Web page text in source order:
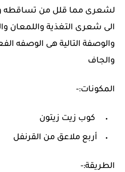
لشعرى مما قلل من تساقطه
الى شعرى التغذية واللمعان
والوصفة التالية هى الوصفه
والجاف
المكونات:-
كوب زيت زيتون
أربع ملاعق من القرنفل
الطريقة:-